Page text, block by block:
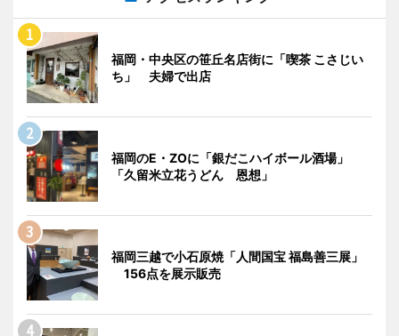
福岡・中央区の笹丘名店街に「喫茶 こさじい
ち」 夫婦で出店
福岡のE・ZOに「銀だこハイボール酒場」
「久留米立花うどん 恩想」
福岡三越で小石原焼「人間国宝 福島善三展」
156点を展示販売